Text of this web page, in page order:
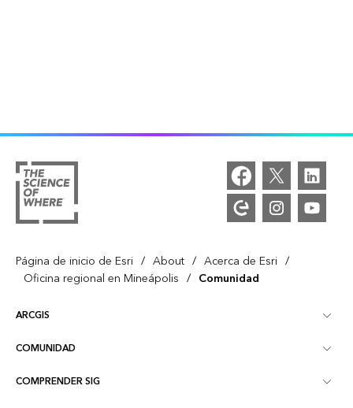
Página de inicio de Esri / About / Acerca de Esri /
Oficina regional en Mineápolis / Comunidad
ARCGIS
Descripción general de ArcGIS
Representación cartográfica
COMUNIDAD
Comunidad de Esri
COMPRENDER SIG